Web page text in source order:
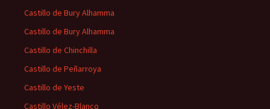
Castillo de Bury Alhamma
Castillo de Bury Alhamma
Castillo de Chinchilla
Castillo de Peñarroya
Castillo de Yeste
Castillo Vélez-Blanco